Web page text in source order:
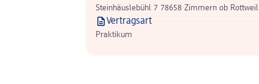
Steinhäuslebühl 7 78658 Zimmern ob Rottweil
Vertragsart
Praktikum